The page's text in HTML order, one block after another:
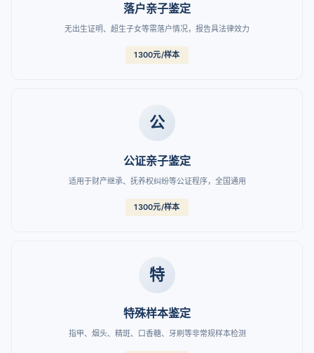
落户亲子鉴定
无出生证明、超生子女等需落户情况，报告具法律效力
1300元/样本
公
公证亲子鉴定
适用于财产继承、抚养权纠纷等公证程序，全国通用
1300元/样本
特
特殊样本鉴定
指甲、烟头、精斑、口香糖、牙刷等非常规样本检测